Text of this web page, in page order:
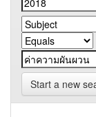
Start a new